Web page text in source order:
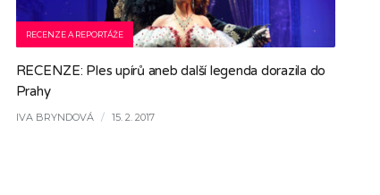
RECENZE A REPORTÁŽE
RECENZE: Ples upírů aneb další legenda dorazila do
Prahy
IVA BRYNDOVÁ / 15. 2. 2017